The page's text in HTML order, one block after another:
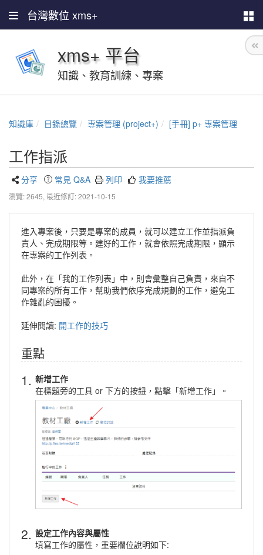
台灣數位 xms+
xms+ 平台
知識、教育訓練、專案
知識庫 目錄總覽 專案管理 (project+) [手冊] p+ 專案管理
工作指派
分享 常見 Q&A 列印 我要推薦
瀏覽: 2645, 最近修訂: 2021-10-15
進入專案後，只要是專案的成員，就可以建立工作並指派負
責人、完成期限等。建好的工作，就會依照完成期限，顯示
在專案的工作列表。
此外，在「我的工作列表」中，則會彙整自己負責，來自不
同專案的所有工作，幫助我們依序完成規劃的工作，避免工
作雜亂的困擾。
延伸閱讀: 開工作的技巧
重點
1. 新增工作
在標題旁的工具 or 下方的按鈕，點擊「新增工作」。
2. 設定工作內容與屬性
填寫工作的屬性，重要欄位說明如下: